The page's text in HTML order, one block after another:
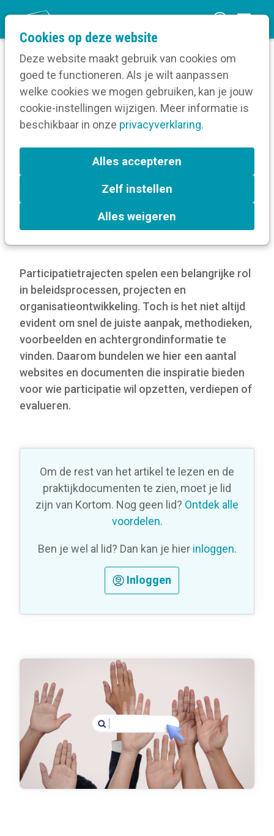
Cookies op deze website
Deze website maakt gebruik van cookies om
goed te functioneren. Als je wilt aanpassen
welke cookies we mogen gebruiken, kan je jouw
cookie-instellingen wijzigen. Meer informatie is
beschikbaar in onze privacyverklaring.
Alles accepteren
Zelf instellen
Alles weigeren
n
m
Home
Blog
Waar vind je informatie die helpt bij je
participatieproject?
Waar vind je informatie die
helpt bij je
participatieproject?
Participatietrajecten spelen een belangrijke rol
in beleidsprocessen, projecten en
organisatieontwikkeling. Toch is het niet altijd
evident om snel de juiste aanpak, methodieken,
voorbeelden en achtergrondinformatie te
vinden. Daarom bundelen we hier een aantal
websites en documenten die inspiratie bieden
voor wie participatie wil opzetten, verdiepen of
evalueren.
Om de rest van het artikel te lezen en de
praktijkdocumenten te zien, moet je lid
zijn van Kortom. Nog geen lid? Ontdek alle
voordelen.
Ben je wel al lid? Dan kan je hier inloggen.
Inloggen